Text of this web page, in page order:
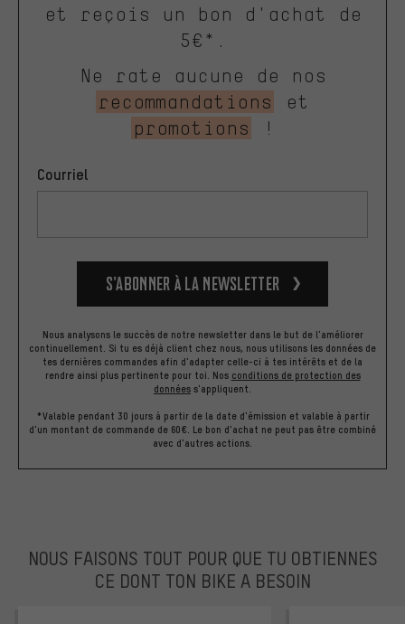
et reçois un bon d'achat de
5€*.
Ne rate aucune de nos
recommandations
et
promotions
!
Courriel
S’abonner à la newsletter
Nous analysons le succès de notre newsletter dans le but de l'améliorer
continuellement. Si tu es déjà client chez nous, nous utilisons les données de
tes dernières commandes afin d'adapter celle-ci à tes intérêts et de la
rendre ainsi plus pertinente pour toi. Nos conditions de protection des
données s'appliquent.
*Valable pendant 30 jours à partir de la date d'émission et valable à partir
d'un montant de commande de 60€. Le bon d'achat ne peut pas être combiné
avec d'autres actions.
NOUS FAISONS TOUT POUR QUE TU OBTIENNES
CE DONT TON BIKE A BESOIN